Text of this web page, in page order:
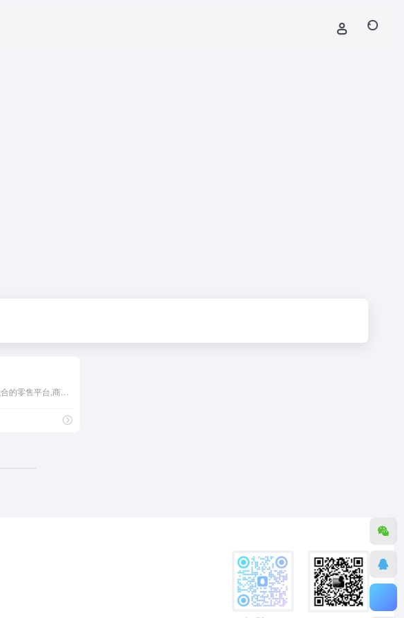
苏宁易购(Suning.com)-线上线下深度融合的零售平台,商品涵盖家电、手机、电脑、超市、母婴、百货、海外购等品类。换新到苏宁 省钱更省心！五重补贴 买贵就赔 多重保障 一站换新。 正品行货、全国联保、可门店自提,全网更低价,家电家装成套购,专注服务省心购!